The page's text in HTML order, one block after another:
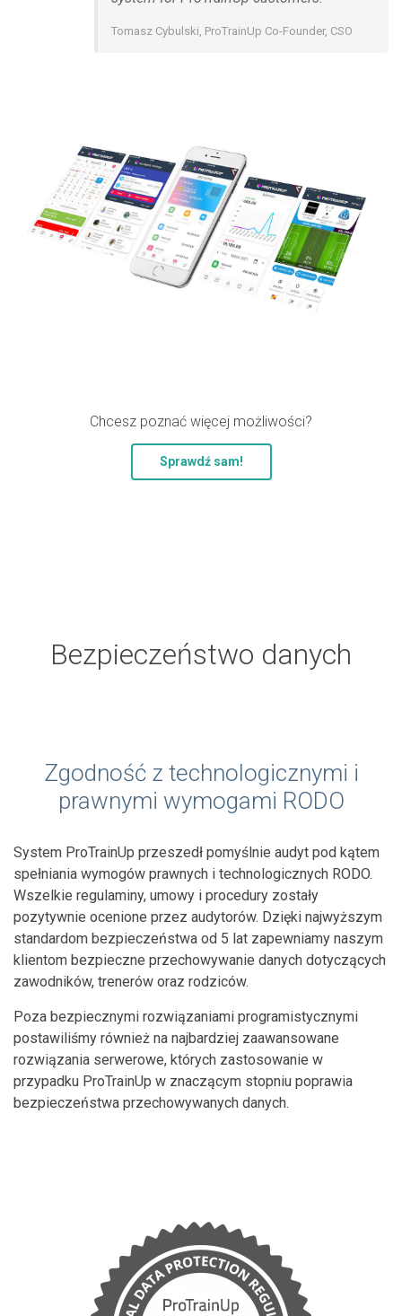
Tomasz Cybulski, ProTrainUp Co-Founder, CSO
Chcesz poznać więcej możliwości?
Sprawdź sam!
Bezpieczeństwo danych
Zgodność z technologicznymi i
prawnymi wymogami RODO
System ProTrainUp przeszedł pomyślnie audyt pod kątem
spełniania wymogów prawnych i technologicznych RODO.
Wszelkie regulaminy, umowy i procedury zostały
pozytywnie ocenione przez audytorów. Dzięki najwyższym
standardom bezpieczeństwa od 5 lat zapewniamy naszym
klientom bezpieczne przechowywanie danych dotyczących
zawodników, trenerów oraz rodziców.
Poza bezpiecznymi rozwiązaniami programistycznymi
postawiliśmy również na najbardziej zaawansowane
rozwiązania serwerowe, których zastosowanie w
przypadku ProTrainUp w znaczącym stopniu poprawia
bezpieczeństwa przechowywanych danych.